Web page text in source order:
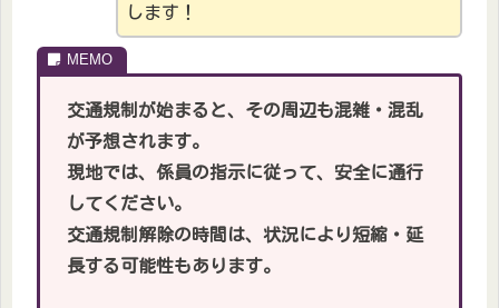
します！
交通規制が始まると、その周辺も混雑・混乱
が予想されます。
現地では、係員の指示に従って、安全に通行
してください。
交通規制解除の時間は、状況により短縮・延
長する可能性もあります。